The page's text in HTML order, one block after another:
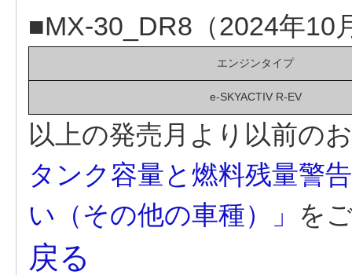
■MX-30_DR8（2024年10
エンジンタイプ
e-SKYACTIV R-EV
以上の発売月より以前の
タンク容量と燃料残量警
い（その他の車種）」
を
戻る